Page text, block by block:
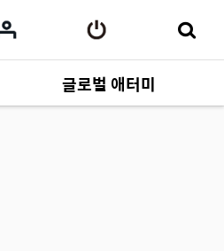
글로벌 애터미